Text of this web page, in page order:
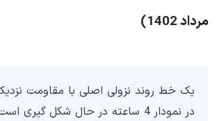
مرداد 1402)
در نمودار 4 ساعته در حال شکل